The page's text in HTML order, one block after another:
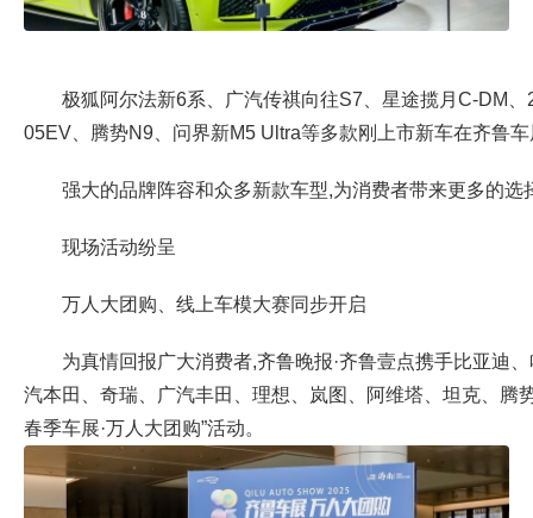
极狐阿尔法新6系、广汽传祺向往S7、星途揽月C-DM
05EV、腾势N9、问界新M5 Ultra等多款刚上市新车在齐鲁
强大的品牌阵容和众多新款车型,为消费者带来更多的
现场活动纷呈
万人大团购、线上车模大赛同步开启
为真情回报广大消费者,齐鲁晚报·齐鲁壹点携手比亚迪
汽本田、奇瑞、广汽丰田、理想、岚图、阿维塔、坦克、腾
春季车展·万人大团购”活动。